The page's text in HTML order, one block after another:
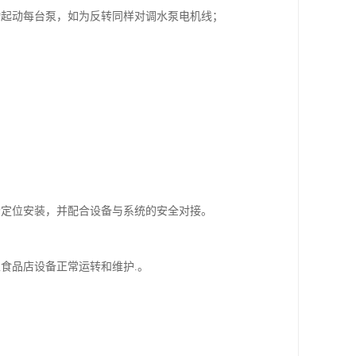
动每台泵，如为反转同样对调水泵电机线；
位安装，并配合设备与系统的安全对接。
品店设备正常运转和维护.。